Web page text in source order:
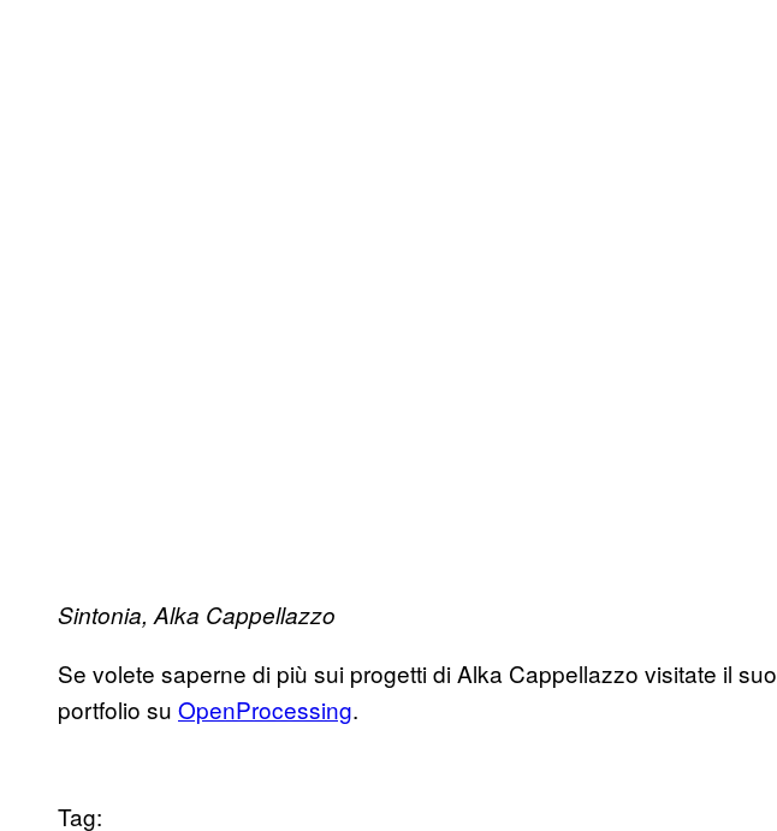
Sintonia, Alka Cappellazzo
Se volete saperne di più sui progetti di Alka Cappellazzo visitate il suo
portfolio su OpenProcessing.
Tag: